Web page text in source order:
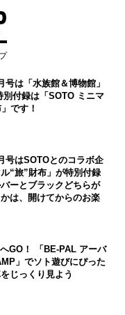
号は「水族館＆博物館」
別付録は「SOTO ミニマ
です！
号はSOTOとのコラボ企
“旅”財布」が特別付録
ーとブラックどちらが
は、開けてからのお楽
GO！ 「BE-PAL アーバ
」でソト遊びにぴった
じっくり見よう